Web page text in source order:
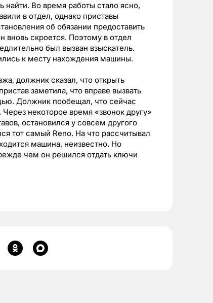
найти. Во время работы стало ясно,
в отдел, однако приставы
об обязании предоставить
вновь скроется. Поэтому в отдел
был вызван взыскатель.
к месту нахождения машины.
должник сказал, что открыть
заметила, что вправе вызвать
Должник пообещал, что сейчас
некоторое время «звонок другу»
остановился у совсем другого
тот самый Reno. На что рассчитывал
машина, неизвестно. Но
чем он решился отдать ключи